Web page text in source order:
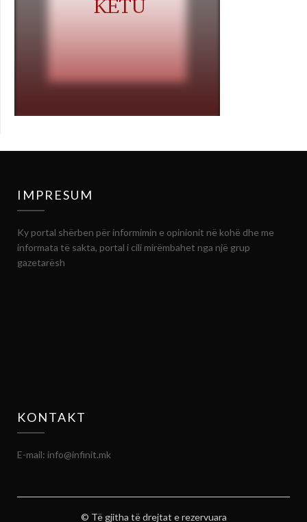
IMPRESUM
Ky portal shërben për informimin e opinionit në kohë dhe me
informata të sakta, portal i cili mirëmbahet nga një grup
gazetarësh
KONTAKT
E-mail: info@infinit.mk
© Të gjitha të drejtat e rezervuara